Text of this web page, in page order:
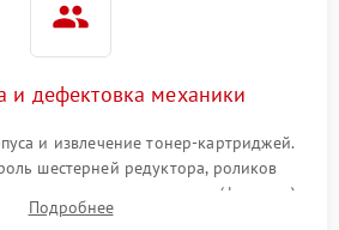
и дефектовка механики
и извлечение тонер-картриджей.
шестерней редуктора, роликов
и прижимного вала в печи (фьюзере).
сканера на загрязнения.
Подробнее